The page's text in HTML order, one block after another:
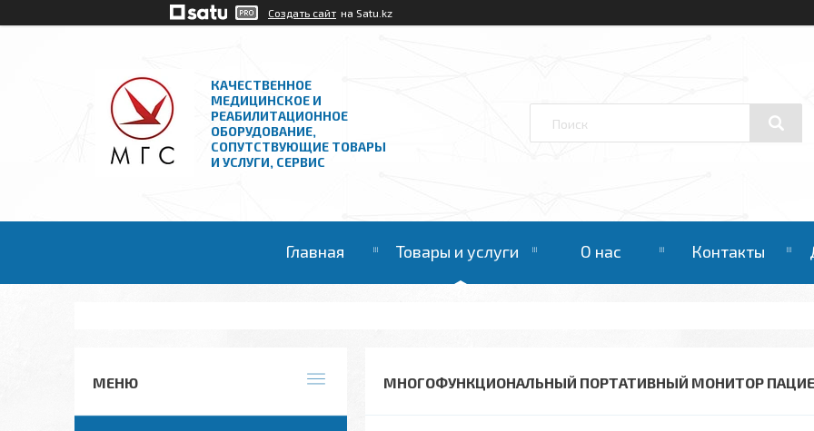
Создать сайт на Satu.kz
КАЧЕСТВЕННОЕ
МЕДИЦИНСКОЕ И
РЕАБИЛИТАЦИОННОЕ
ОБОРУДОВАНИЕ,
СОПУТСТВУЮЩИЕ ТОВАРЫ
И УСЛУГИ, СЕРВИС
Главная Товары и услуги О нас Контакты
МНОГОФУНКЦИОНАЛЬНЫЙ ПОРТАТИВНЫЙ МОНИТОР